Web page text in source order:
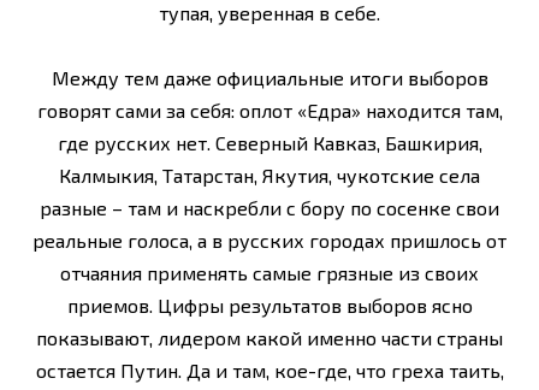
тупая, уверенная в себе.
Между тем даже официальные итоги выборов
говорят сами за себя: оплот «Едра» находится там,
где русских нет. Северный Кавказ, Башкирия,
Калмыкия, Татарстан, Якутия, чукотские села
разные – там и наскребли с бору по сосенке свои
реальные голоса, а в русских городах пришлось от
отчаяния применять самые грязные из своих
приемов. Цифры результатов выборов ясно
показывают, лидером какой именно части страны
остается Путин. Да и там, кое-где, что греха таить,